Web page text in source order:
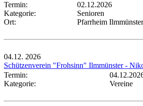
Termin:
02.12.2026
Kategorie:
Senioren
Ort:
Pfarrheim Ilmmünster
04.12. 2026
Schützenverein "Frohsinn" Ilmmünster -
Termin:
Kategorie:
Vereine